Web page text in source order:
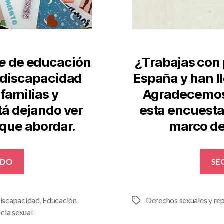
de educación
y
dejando ver
abordar.
las
personas
Educación
sexual
¿Trabajas
España y han
esta
marco
EtiquetasDerechos sexuales y